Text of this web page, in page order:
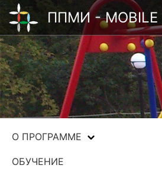
ППМИ - MOBILE
О ПРОГРАММЕ
ОБУЧЕНИЕ